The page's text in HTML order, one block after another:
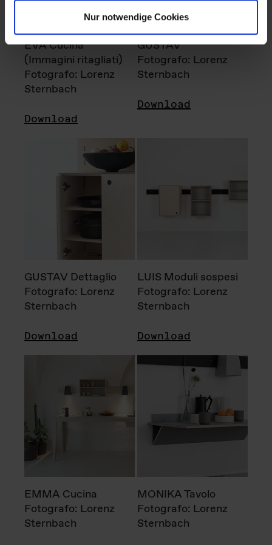
Nur notwendige Cookies
EVA Cucina
(Immagini ritagliati)
Fotografo: Lorenz
Sternbach
Download
GUSTAV
Fotografo: Lorenz
Sternbach
Download
GUSTAV Dettaglio
Fotografo: Lorenz
Sternbach
Download
LUIS Moduli sospesi
Fotografo: Lorenz
Sternbach
Download
EMMA Cucina
Fotografo: Lorenz
Sternbach
MONIKA Tavolo
Fotografo: Lorenz
Sternbach